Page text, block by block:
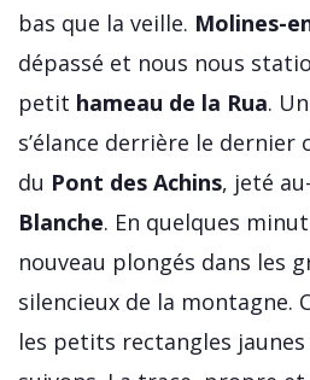
bas que la veille. Molines-
dépassé et nous nous
petit hameau de la Rua.
s’élance derrière le
du Pont des Achins, jeté
Blanche. En quelques
nouveau plongés dans les
silencieux de la montagne.
les petits rectangles jaunes